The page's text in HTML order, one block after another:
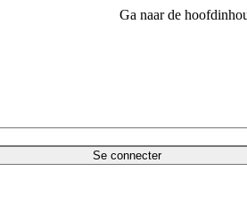
Ga naar de
Se connecter